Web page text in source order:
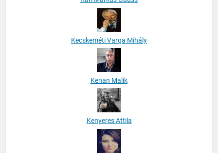
Kecskeméti Varga Mihály
Kenan Malik
Kenyeres Attila